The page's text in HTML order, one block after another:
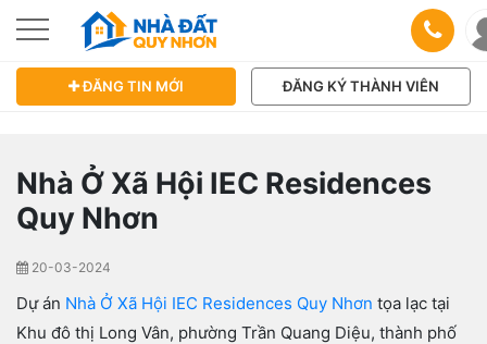
ĐĂNG TIN MỚI ĐĂNG KÝ THÀNH VIÊN
Nhà Ở Xã Hội IEC Residences
Quy Nhơn
20-03-2024
Dự án Nhà Ở Xã Hội IEC Residences Quy Nhơn tọa lạc tại
Khu đô thị Long Vân, phường Trần Quang Diệu, thành phố